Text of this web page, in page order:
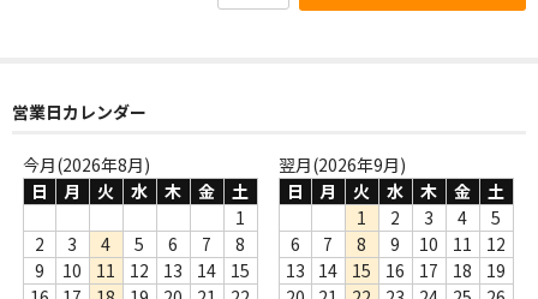
Webのみ no.1
Webのみ no.2
営業日カレンダー
今月(2026年8月)
日
月 火 水 木 金
土
1
2
3 4 5 6 7
8
9
10 11 12 13 14
15
翌月(2026年9月)
日
月 火 水 木 金
土
1
2 3 4
5
6
7 8 9 10 11
12
13
14 15 16 17 18
19